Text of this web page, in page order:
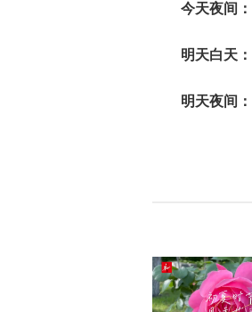
今天夜间：
明天白天：
明天夜间：